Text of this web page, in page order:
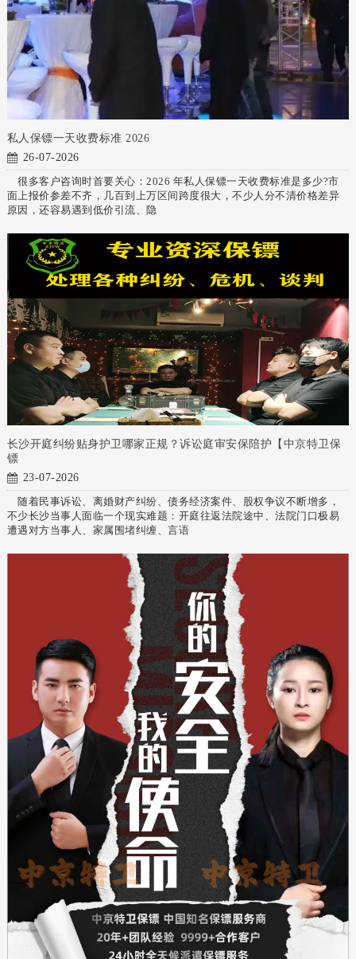
私人保镖一天收费标准 2026
26-07-2026
很多客户咨询时首要关心：2026 年私人保镖一天收费标准是多少?市
面上报价参差不齐，几百到上万区间跨度很大，不少人分不清价格差异
原因，还容易遇到低价引流、隐
长沙开庭纠纷贴身护卫哪家正规？诉讼庭审安保陪护【中京特卫保
镖
23-07-2026
随着民事诉讼、离婚财产纠纷、债务经济案件、股权争议不断增多，
不少长沙当事人面临一个现实难题：开庭往返法院途中、法院门口极易
遭遇对方当事人、家属围堵纠缠、言语